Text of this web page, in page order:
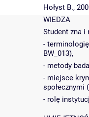
Hołyst B.,
WIEDZA
Student zna i
-
BW_013),
- metody
- miejsce
społecznymi
- rolę